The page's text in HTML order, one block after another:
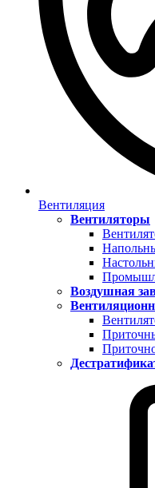
Вентиляция
Вентиляторы
Воздушная